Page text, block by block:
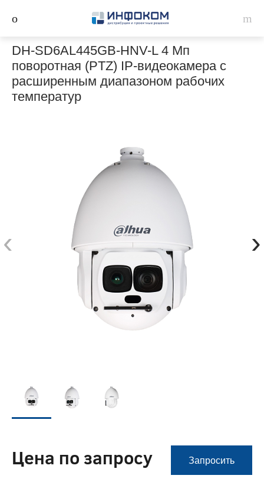
DH-SD6AL445GB-HNV-L 4 Мп
поворотная (PTZ) IP-видеокамера с
расширенным диапазоном рабочих
температур
‹ ›
Цена по запросу Запросить